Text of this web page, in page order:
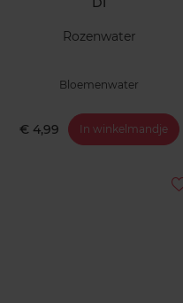
Rozenwater
Bloemenwater
€ 4,99 In winkelmandje